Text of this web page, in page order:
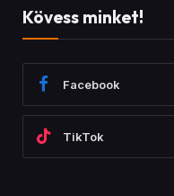
Kövess minket!
Facebook
TikTok